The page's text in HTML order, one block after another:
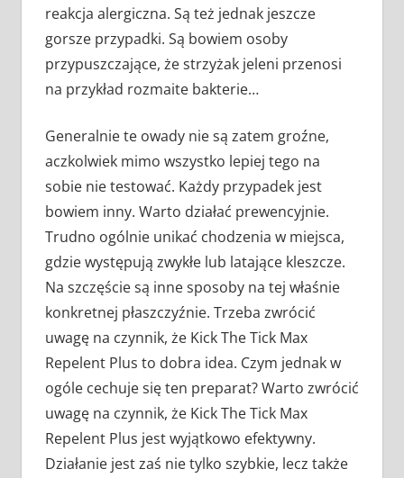
reakcja alergiczna. Są też jednak jeszcze
gorsze przypadki. Są bowiem osoby
przypuszczające, że strzyżak jeleni przenosi
na przykład rozmaite bakterie…
Generalnie te owady nie są zatem groźne,
aczkolwiek mimo wszystko lepiej tego na
sobie nie testować. Każdy przypadek jest
bowiem inny. Warto działać prewencyjnie.
Trudno ogólnie unikać chodzenia w miejsca,
gdzie występują zwykłe lub latające kleszcze.
Na szczęście są inne sposoby na tej właśnie
konkretnej płaszczyźnie. Trzeba zwrócić
uwagę na czynnik, że Kick The Tick Max
Repelent Plus to dobra idea. Czym jednak w
ogóle cechuje się ten preparat? Warto zwrócić
uwagę na czynnik, że Kick The Tick Max
Repelent Plus jest wyjątkowo efektywny.
Działanie jest zaś nie tylko szybkie, lecz także